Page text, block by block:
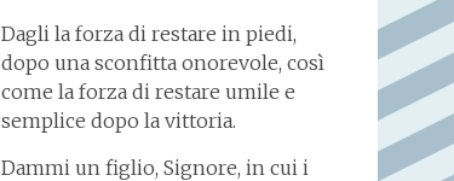
Dagli la forza di restare in piedi,
dopo una sconfitta onorevole, così
come la forza di restare umile e
semplice dopo la vittoria.
Dammi un figlio, Signore, in cui i